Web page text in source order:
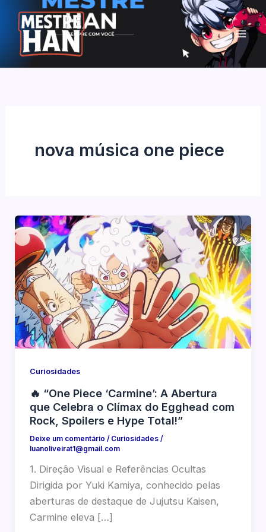
para
conteúdo
nova música one piece
Curiosidades
🔥 “One Piece ‘Carmine’: A Abertura
que Celebra o Clímax do Egghead com
Rock, Spoilers e Hype Total!”
Deixe um comentário / Curiosidades/
luanoliveirat1@gmail.com
1. Direção Visual e Referências Ocultas
Dirigida por Yuki Kamiya, conhecido pelas
aberturas de destaque de Jujutsu Kaisen,
Carmine eleva […]